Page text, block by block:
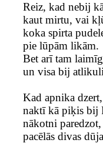
Reiz, kad nebij
kaut mirtu, vai
koka spirta
pie lūpām likām.
Bet arī tam
un visa bij
Kad apnika
naktī kā piķis bij
nākotni paredzot,
pacēlās divas